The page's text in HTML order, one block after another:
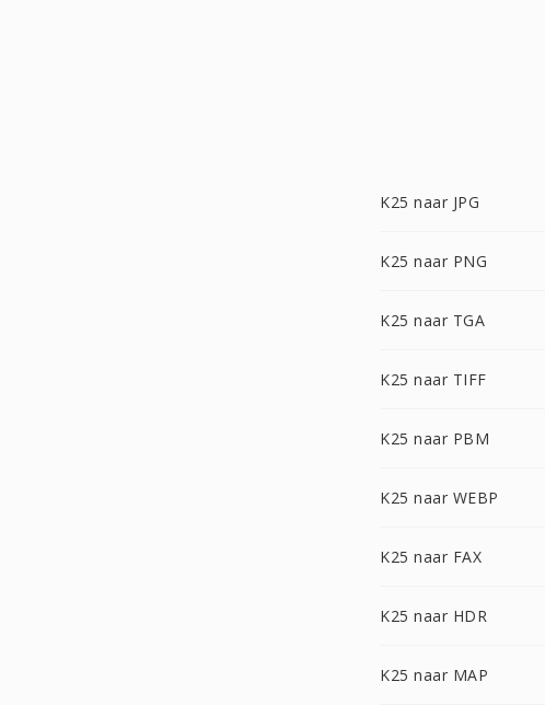
K25 naar JPG
K25 naar PNG
K25 naar TGA
K25 naar TIFF
K25 naar PBM
K25 naar WEBP
K25 naar FAX
K25 naar HDR
K25 naar MAP